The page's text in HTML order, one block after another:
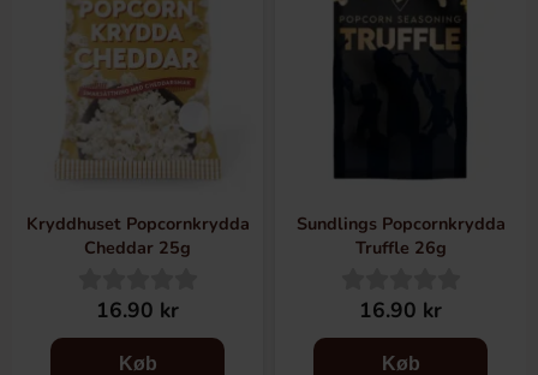
Kryddhuset Popcornkrydda
Cheddar 25g
16.90 kr
Køb
Sundlings Popcornkrydda
Truffle 26g
16.90 kr
Køb